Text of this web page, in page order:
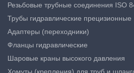
Резьбовые трубные соединения ISO
Трубы гидравлические прецизионные
Адаптеры (переходники)
Фланцы гидравлические
Шаровые краны высокого давления
Хомуты (крепления) для труб и